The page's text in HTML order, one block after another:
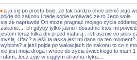
a ja się po prostu boje, ze tak bardzo chce pełnić jego
pójdę do zakonu i bede sobie wmawiać ze to Jego
się ze naprawde On moze pragnąć mojego zycia
zakonie.... eh gdyby tylko jasno i dosadnie ktos mi
jestem teraz kilka dni przed maturą.. i strasznie co jakis
myslą. Ufac? a jeśli ta łaska jest mi dana na ten
wybiore? a jeśli pojde po wakacjach do zakonu to co z
nie jest moja droga i wróce do zycia świeckiego to mam 1
i ufam...lecz zyje w ciągłym strachu i lęku....